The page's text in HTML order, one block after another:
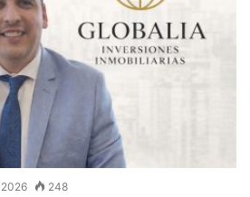
248